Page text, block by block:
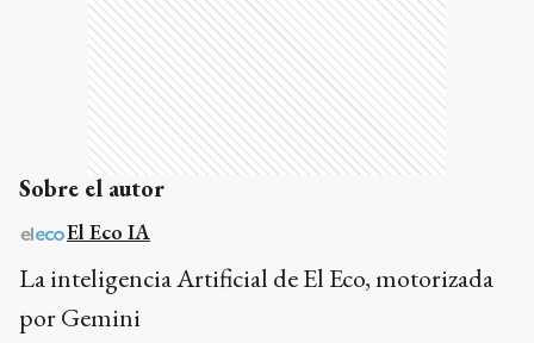
Sobre el autor
El Eco IA
La inteligencia Artificial de El Eco, motorizada
por Gemini